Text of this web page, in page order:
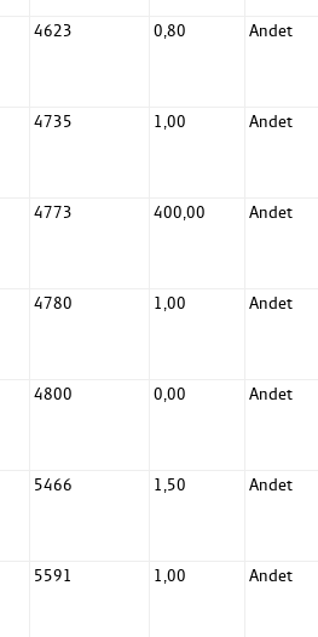
4623 0,80 Andet
4735 1,00 Andet
4773 400,00 Andet
4780 1,00 Andet
4800 0,00 Andet
5466 1,50 Andet
5591 1,00 Andet